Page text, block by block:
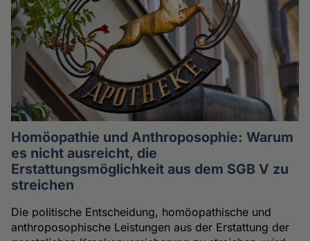
Homöopathie und Anthroposophie: Warum
es nicht ausreicht, die
Erstattungsmöglichkeit aus dem SGB V zu
streichen
Die politische Entscheidung, homöopathische und
anthroposophische Leistungen aus der Erstattung der